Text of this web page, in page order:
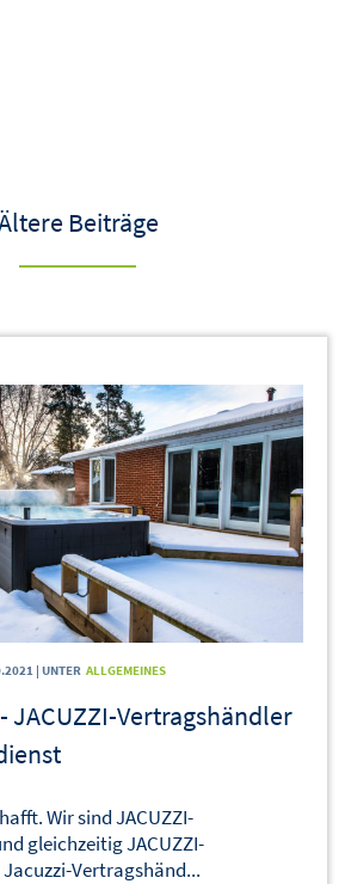
Beiträge
| UNTER ALLGEMEINES
JACUZZI-Vertragshändler
Wir sind JACUZZI-
gleichzeitig JACUZZI-
Vertragshänd...